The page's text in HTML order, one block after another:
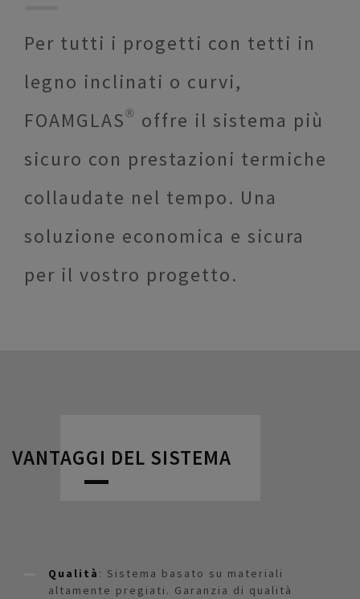
Per tutti i progetti con tetti in
legno inclinati o curvi,
FOAMGLAS® offre il sistema più
sicuro con prestazioni termiche
collaudate nel tempo. Una
soluzione economica e sicura
per il vostro progetto.
VANTAGGI DEL SISTEMA
Qualità : Sistema basato su materiali
altamente pregiati. Garanzia di qualità